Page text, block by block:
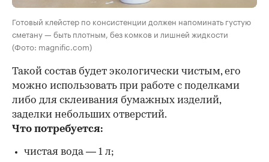
Готовый клейстер по консистенции должен напоминать густую
сметану — быть плотным, без комков и лишней жидкости
(Фото: magnific.com)
Такой состав будет экологически чистым, его
можно использовать при работе с поделками
либо для склеивания бумажных изделий,
заделки небольших отверстий.
Что потребуется:
чистая вода — 1 л;